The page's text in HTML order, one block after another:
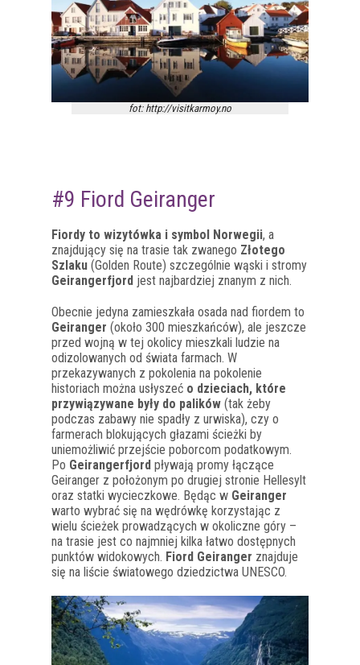
fot: http://visitkarmoy.no
#9 Fiord Geiranger
Fiordy to wizytówka i symbol Norwegii, a
znajdujący się na trasie tak zwanego Złotego
Szlaku (Golden Route) szczególnie wąski i stromy
Geirangerfjord jest najbardziej znanym z nich.
Obecnie jedyna zamieszkała osada nad fiordem to
Geiranger (około 300 mieszkańców), ale jeszcze
przed wojną w tej okolicy mieszkali ludzie na
odizolowanych od świata farmach. W
przekazywanych z pokolenia na pokolenie
historiach można usłyszeć o dzieciach, które
przywiązywane były do palików (tak żeby
podczas zabawy nie spadły z urwiska), czy o
farmerach blokujących głazami ścieżki by
uniemożliwić przejście poborcom podatkowym.
Po Geirangerfjord pływają promy łączące
Geiranger z położonym po drugiej stronie Hellesylt
oraz statki wycieczkowe. Będąc w Geiranger
warto wybrać się na wędrówkę korzystając z
wielu ścieżek prowadzących w okoliczne góry –
na trasie jest co najmniej kilka łatwo dostępnych
punktów widokowych. Fiord Geiranger znajduje
się na liście światowego dziedzictwa UNESCO.